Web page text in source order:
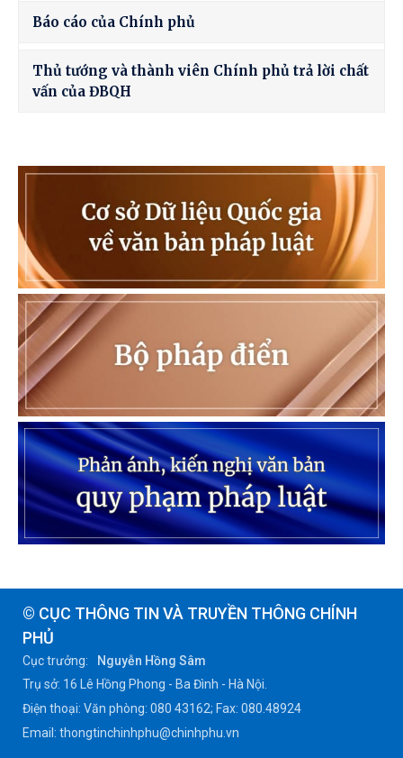
Báo cáo của Chính phủ
Thủ tướng và thành viên Chính phủ trả lời chất
vấn của ĐBQH
© CỤC THÔNG TIN VÀ TRUYỀN THÔNG CHÍNH
PHỦ
Cục trưởng:
Nguyễn Hồng Sâm
Trụ sở: 16 Lê Hồng Phong - Ba Đình - Hà Nội.
Điện thoại: Văn phòng: 080 43162; Fax: 080.48924
Email: thongtinchinhphu@chinhphu.vn